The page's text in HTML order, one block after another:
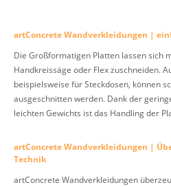
artConcrete Wandverkleidungen |
Die Großformatigen Platten lassen sich
Handkreissäge oder Flex zuschneiden.
beispielsweise für Steckdosen, können
ausgeschnitten werden. Dank der
leichten Gewichts ist das Handling der
artConcrete Wandverkleidungen |
Technik
artConcrete Wandverkleidungen